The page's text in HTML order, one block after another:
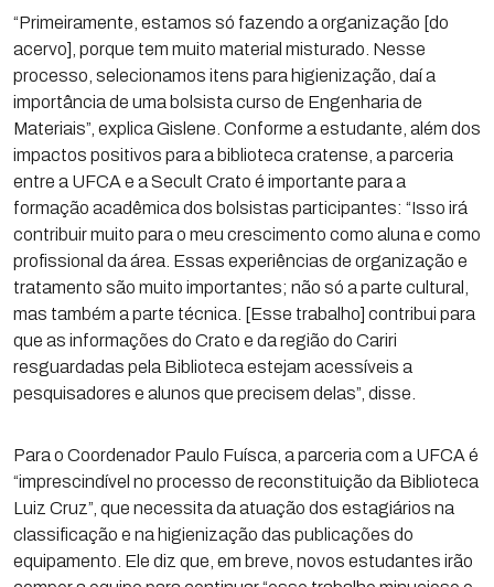
“Primeiramente, estamos só fazendo a organização [do
acervo], porque tem muito material misturado. Nesse
processo, selecionamos itens para higienização, daí a
importância de uma bolsista curso de Engenharia de
Materiais”, explica Gislene. Conforme a estudante, além dos
impactos positivos para a biblioteca cratense, a parceria
entre a UFCA e a Secult Crato é importante para a
formação acadêmica dos bolsistas participantes: “Isso irá
contribuir muito para o meu crescimento como aluna e como
profissional da área. Essas experiências de organização e
tratamento são muito importantes; não só a parte cultural,
mas também a parte técnica. [Esse trabalho] contribui para
que as informações do Crato e da região do Cariri
resguardadas pela Biblioteca estejam acessíveis a
pesquisadores e alunos que precisem delas”, disse.
Para o Coordenador Paulo Fuísca, a parceria com a UFCA é
“imprescindível no processo de reconstituição da Biblioteca
Luiz Cruz”, que necessita da atuação dos estagiários na
classificação e na higienização das publicações do
equipamento. Ele diz que, em breve, novos estudantes irão